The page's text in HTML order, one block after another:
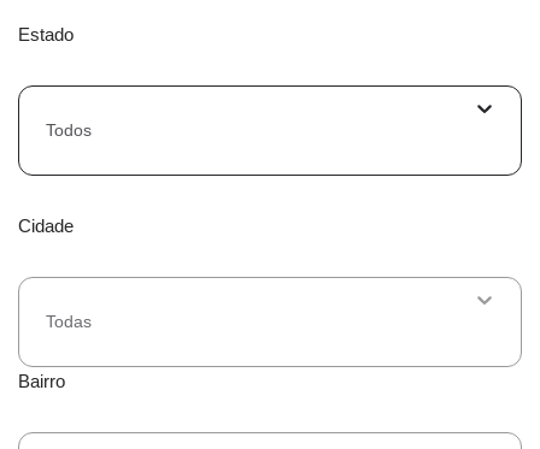
Estado
Todos
Cidade
Todas
Bairro